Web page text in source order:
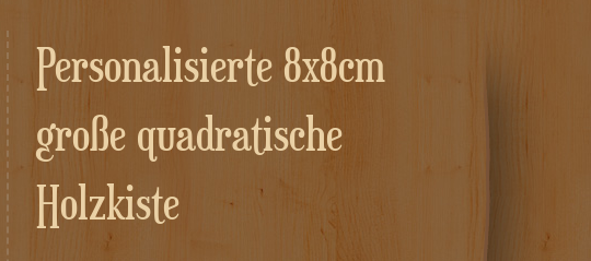
Personalisierte 8x8cm
große quadratische
Holzkiste